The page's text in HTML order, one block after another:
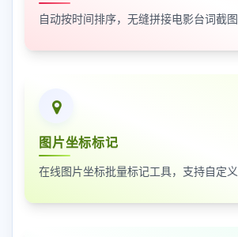
自动按时间排序，无缝拼接电影台词截图
图片坐标标记